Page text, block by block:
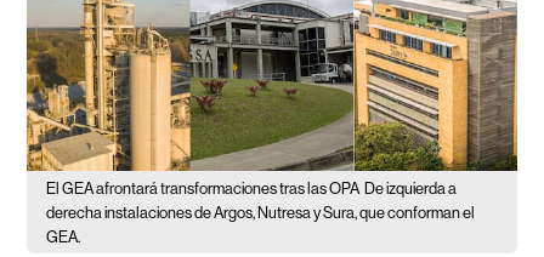
El GEA afrontará transformaciones tras las OPA De izquierda a
derecha instalaciones de Argos, Nutresa y Sura, que conforman el
GEA.